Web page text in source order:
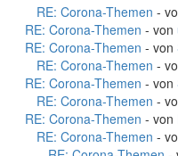
RE: Corona-Themen -
RE: Corona-Themen - von
RE: Corona-Themen - von
RE: Corona-Themen -
RE: Corona-Themen - von
RE: Corona-Themen -
RE: Corona-Themen - von
RE: Corona-Themen -